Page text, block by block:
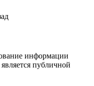
информации
публичной